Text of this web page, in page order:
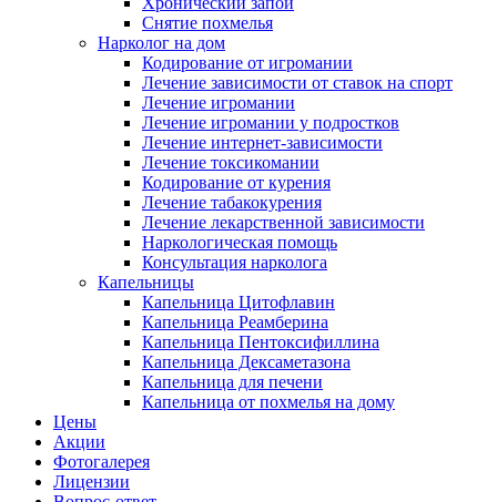
Снятие похмелья
Нарколог на дом
Кодирование от игромании
Лечение зависимости от ставок на спорт
Лечение игромании
Лечение игромании у подростков
Лечение интернет-зависимости
Лечение токсикомании
Кодирование от курения
Лечение табакокурения
Лечение лекарственной зависимости
Наркологическая помощь
Консультация нарколога
Капельницы
Капельница Цитофлавин
Капельница Реамберина
Капельница Пентоксифиллина
Капельница Дексаметазона
Капельница для печени
Капельница от похмелья на дому
Цены
Акции
Фотогалерея
Лицензии